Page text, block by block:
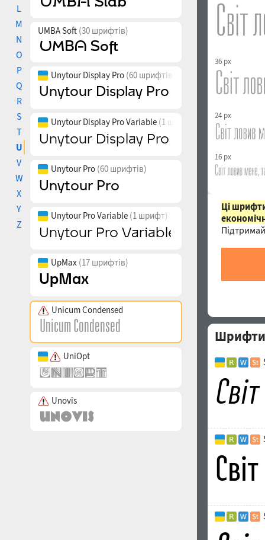
L
M
N
O
P
Q
R
S
T
U
V
W
X
Y
Z
UMBA Soft (30 шрифтів)
Unytour Display Pro (60 шрифтів)
Unytour Display Pro Variable (1 шрифт)
Unytour Pro (60 шрифтів)
Unytour Pro Variable (1 шрифт)
UpMax (17 шрифтів)
Unicum Condensed
UniOpt
Unovis
36 px
24 px
16 px
Ці
Шрифти